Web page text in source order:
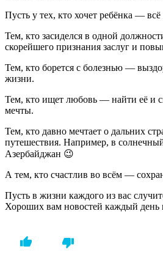
Пусть у тех, кто хочет ребёнка — всё
Тем, кто засиделся в одной
скорейшего признания заслуг и
Тем, кто борется с болезнью —
жизни.
Тем, кто ищет любовь — найти её и
мечты.
Тем, кто давно мечтает о дальних
путешествия. Например, в
Азербайджан 😉
А тем, кто счастлив во всём —
Пусть в жизни каждого из вас
Хороших вам новостей каждый день